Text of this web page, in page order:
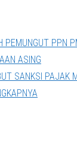
PEMUNGUT PPN
ASING
SANKSI PAJAK